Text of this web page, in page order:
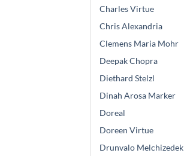
Charles Virtue
Chris Alexandria
Clemens Maria Mohr
Deepak Chopra
Diethard Stelzl
Dinah Arosa Marker
Doreal
Doreen Virtue
Drunvalo Melchizedek